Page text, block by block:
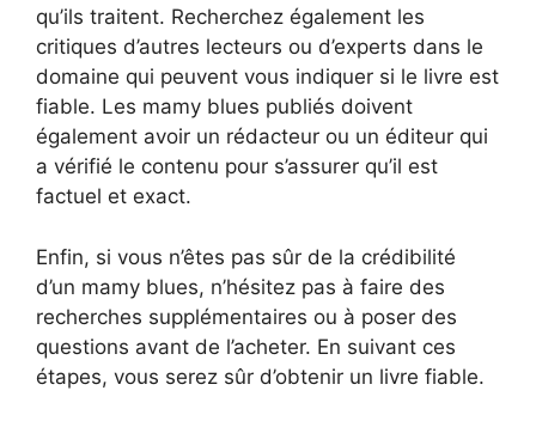
qu’ils traitent. Recherchez également les
critiques d’autres lecteurs ou d’experts dans le
domaine qui peuvent vous indiquer si le livre est
fiable. Les mamy blues publiés doivent
également avoir un rédacteur ou un éditeur qui
a vérifié le contenu pour s’assurer qu’il est
factuel et exact.
Enfin, si vous n’êtes pas sûr de la crédibilité
d’un mamy blues, n’hésitez pas à faire des
recherches supplémentaires ou à poser des
questions avant de l’acheter. En suivant ces
étapes, vous serez sûr d’obtenir un livre fiable.